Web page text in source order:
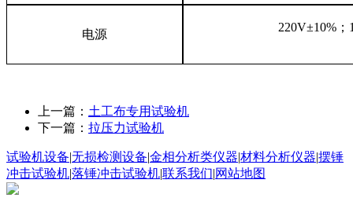
电源
220V±10%；
上一篇： 土工布专用试验机
下一篇： 拉压力试验机
试验机设备|无损检测设备|金相分析类仪器|材料分析仪器|摆锤
冲击试验机|落锤冲击试验机|联系我们|网站地图